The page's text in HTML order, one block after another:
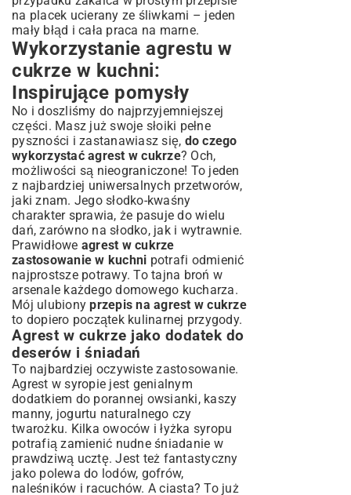
na placek ucierany ze śliwkami – jeden
mały błąd i cała praca na marne.
Wykorzystanie agrestu w
cukrze w kuchni:
Inspirujące pomysły
No i doszliśmy do najprzyjemniejszej
części. Masz już swoje słoiki pełne
pyszności i zastanawiasz się, do czego
wykorzystać agrest w cukrze? Och,
możliwości są nieograniczone! To jeden
z najbardziej uniwersalnych przetworów,
jaki znam. Jego słodko-kwaśny
charakter sprawia, że pasuje do wielu
dań, zarówno na słodko, jak i wytrawnie.
Prawidłowe agrest w cukrze
zastosowanie w kuchni potrafi odmienić
najprostsze potrawy. To tajna broń w
arsenale każdego domowego kucharza.
Mój ulubionyprzepis na agrest w cukrze
to dopiero początek kulinarnej przygody.
Agrest w cukrze jako dodatek do
deserów i śniadań
To najbardziej oczywiste zastosowanie.
Agrest w syropie jest genialnym
dodatkiem do porannej owsianki, kaszy
manny, jogurtu naturalnego czy
twarożku. Kilka owoców i łyżka syropu
potrafią zamienić nudne śniadanie w
prawdziwą ucztę. Jest też fantastyczny
jako polewa do lodów, gofrów,
naleśników i racuchów. A ciasta? To już